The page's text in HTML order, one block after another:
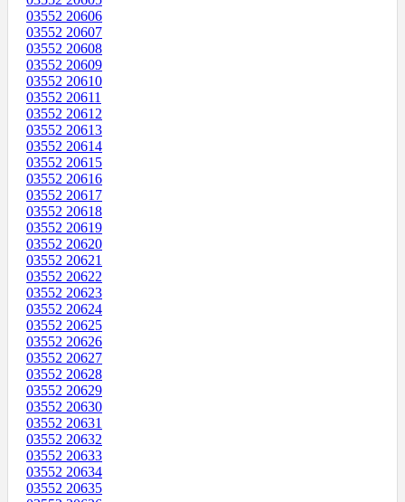
03552 20606
03552 20607
03552 20608
03552 20609
03552 20610
03552 20611
03552 20612
03552 20613
03552 20614
03552 20615
03552 20616
03552 20617
03552 20618
03552 20619
03552 20620
03552 20621
03552 20622
03552 20623
03552 20624
03552 20625
03552 20626
03552 20627
03552 20628
03552 20629
03552 20630
03552 20631
03552 20632
03552 20633
03552 20634
03552 20635